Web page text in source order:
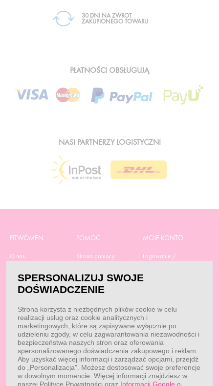
30 DNI NA ZWROT
ZAKUPIONEGO TOWARU
PŁATNOŚCI OBSŁUGUJĄ
NASI PARTNERZY LOGISTYCZNI
FITWOMEN
O nas
RODO
Obowiązek
Dane do przelewu
Przepisy
Blog
POMOC
Strona pomocy
Regulamin zakupów
Aktualne promocje
Odstąp od umowy tutaj
Dobór suplementacji
Kontakt
MOJE KONTO
Logowanie /
Moje zamówienia
KONTAKT
SPERSONALIZUJ SWOJE
DOŚWIADCZENIE
Strona korzysta z niezbędnych plików cookie w celu
realizacji usług oraz cookie analitycznych i
marketingowych, które są zapisywane wyłącznie po
udzieleniu zgody, w celu zagwarantowania niezawodności i
bezpieczeństwa naszych stron oraz oferowania
spersonalizowanego doświadczenia zakupowego i reklam.
Aby uzyskać więcej informacji i zarządzać opcjami, przejdź
do „Personalizacja”. Możesz dostosować swoje preferencje
w dowolnym momencie. Więcej informacji znajdziesz w
naszej Polityce Prywatności oraz Informacji Google o